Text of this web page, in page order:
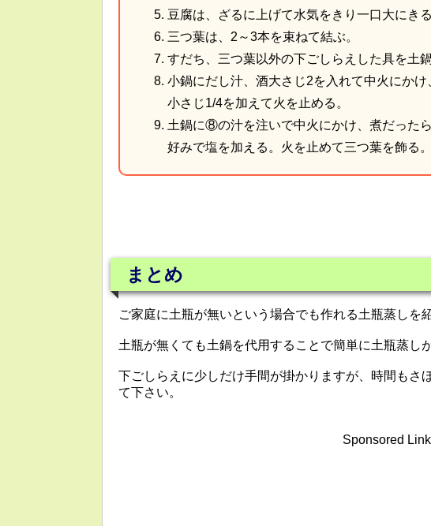
豆腐は、ざるに上げて水気をきり一口大にきる
三つ葉は、2～3本を束ねて結ぶ。
すだち、三つ葉以外の下ごしらえした具を土鍋
小鍋にだし汁、酒大さじ2を入れて中火にか
小さじ1/4を加えて火を止める。
土鍋に⑧の汁を注いで中火にかけ、煮だった
好みで塩を加える。火を止めて三つ葉を飾る
まとめ
ご家庭に土瓶が無いという場合でも作れる土瓶蒸しを
土瓶が無くても土鍋を代用することで簡単に土瓶蒸し
下ごしらえに少しだけ手間が掛かりますが、時間もさ
て下さい。
Sponsored Link